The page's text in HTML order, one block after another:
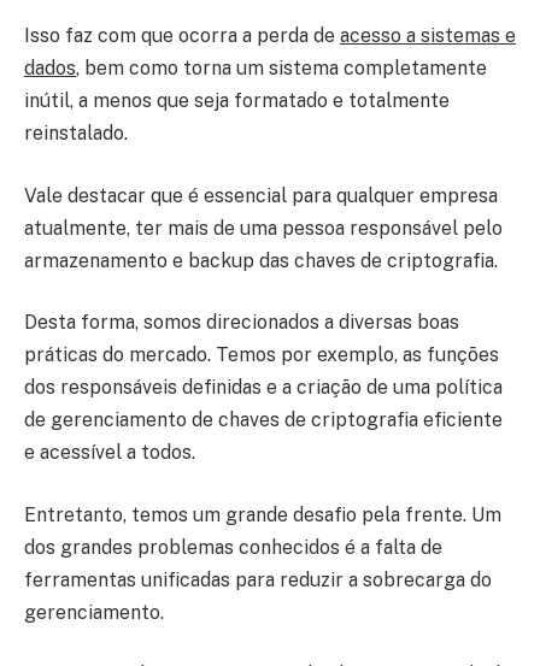
Isso faz com que ocorra a perda de acesso a sistemas e
dados, bem como torna um sistema completamente
inútil, a menos que seja formatado e totalmente
reinstalado.
Vale destacar que é essencial para qualquer empresa
atualmente, ter mais de uma pessoa responsável pelo
armazenamento e backup das chaves de criptografia.
Desta forma, somos direcionados a diversas boas
práticas do mercado. Temos por exemplo, as funções
dos responsáveis definidas e a criação de uma política
de gerenciamento de chaves de criptografia eficiente
e acessível a todos.
Entretanto, temos um grande desafio pela frente. Um
dos grandes problemas conhecidos é a falta de
ferramentas unificadas para reduzir a sobrecarga do
gerenciamento.